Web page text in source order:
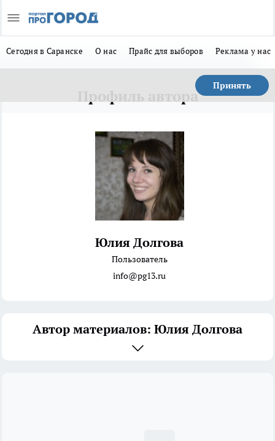
Сегодня в Саранске О нас Прайс для выборов Реклама у нас
Принять
Профиль автора
Юлия Долгова
Пользователь
info@pg13.ru
Автор материалов: Юлия Долгова